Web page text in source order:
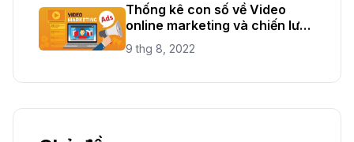
Thống kê con số về Video
online marketing và chiến lược
mới năm 2021
9 thg 8, 2022